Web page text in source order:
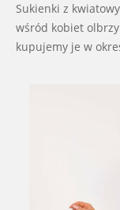
Sukienki z
wśród kobiet
kupujemy je w